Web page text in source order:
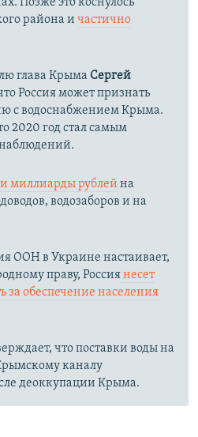
района и частично
глава Крыма Сергей
Россия может признать
с водоснабжением Крыма.
2020 год стал самым
миллиарды рублей на
водозаборов и на
ООН в Украине настаивает,
праву, Россиянесет
за обеспечение населения
что поставки воды на
каналу
деоккупации Крыма.